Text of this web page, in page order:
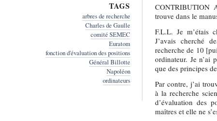
CONTRIBUTION
trouve dans le
F.L.L. Je m’étais
J’avais cherché
recherche de 10
ordinateur. Je n’ai
que des principes
Par contre, j’ai
à la recherche
d’évaluation des
maîtres et elle ne
TAGS
arbres de recherche
Charles de Gaulle
comité SEMEC
Euratom
fonction d'évaluation des positions
Général Billotte
Napoléon
ordinateurs